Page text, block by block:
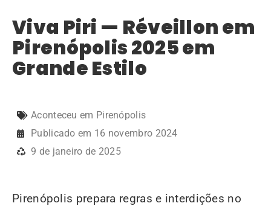
Viva Piri — Réveillon em
Pirenópolis 2025 em
Grande Estilo
Aconteceu em Pirenópolis
Publicado em 16 novembro 2024
9 de janeiro de 2025
Pirenópolis prepara regras e interdições no